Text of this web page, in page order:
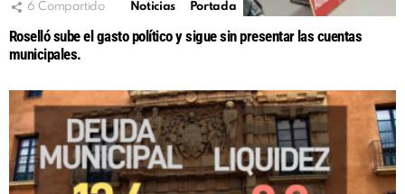
6 Compartido Noticias Portada
Roselló sube el gasto político y sigue sin presentar las cuentas
municipales.